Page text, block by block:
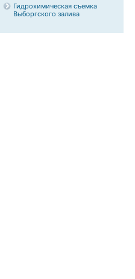
Гидрохимическая съемка
Выборгского залива